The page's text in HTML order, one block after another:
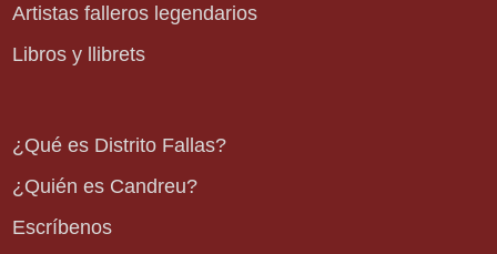
Artistas falleros legendarios
Libros y llibrets
¿Qué es Distrito Fallas?
¿Quién es Candreu?
Escríbenos